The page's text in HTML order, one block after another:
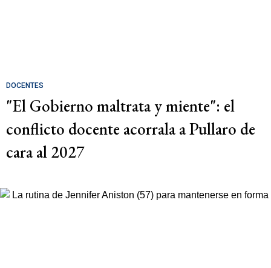
DOCENTES
"El Gobierno maltrata y miente": el
conflicto docente acorrala a Pullaro de
cara al 2027